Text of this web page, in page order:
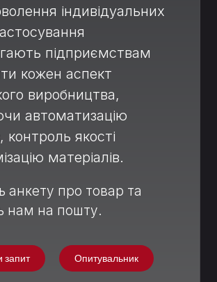
індивідуальних
підприємствам
кожен аспект
виробництва,
автоматизацію
контроль якості
матеріалів.
анкету про товар та
нам на пошту.
запит Опитувальник